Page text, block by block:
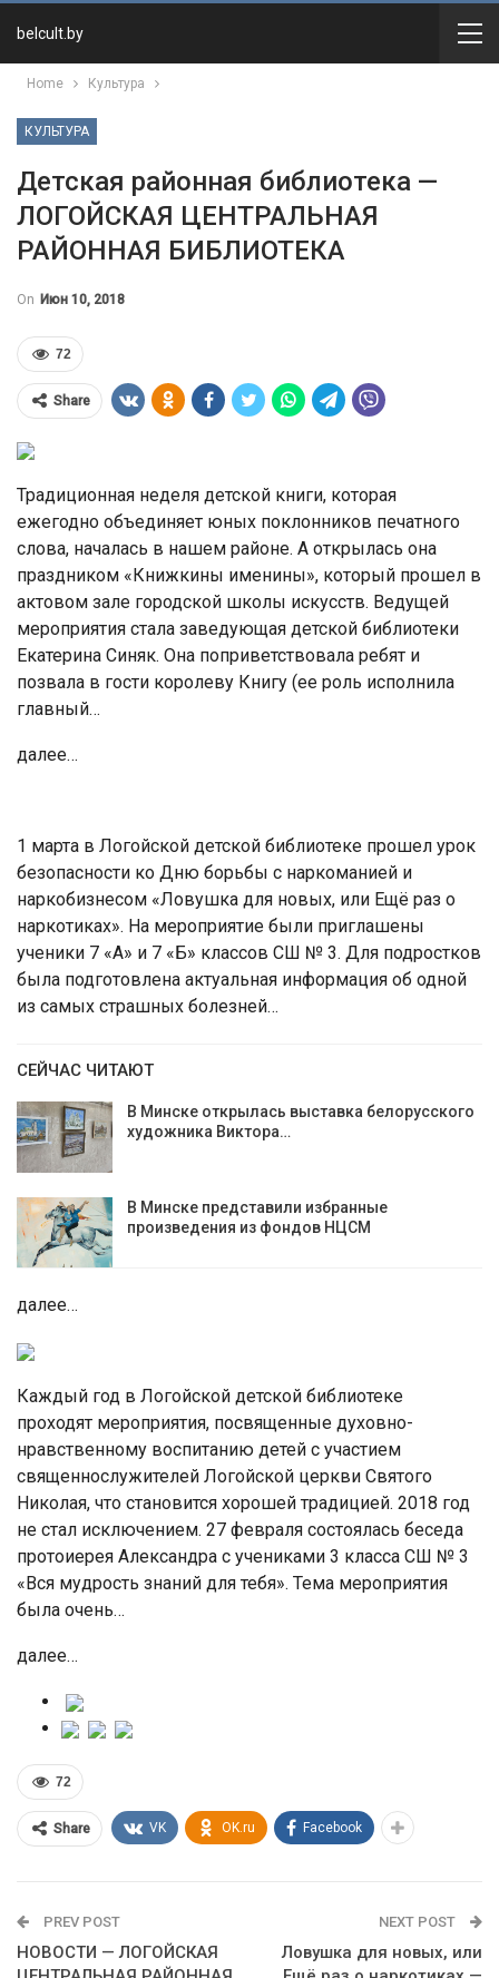
belcult.by
Home Культура
КУЛЬТУРА
Детская районная библиотека —
ЛОГОЙСКАЯ ЦЕНТРАЛЬНАЯ
РАЙОННАЯ БИБЛИОТЕКА
On Июн 10, 2018
72
Share
Традиционная неделя детской книги, которая
ежегодно объединяет юных поклонников печатного
слова, началась в нашем районе. А открылась она
праздником «Книжкины именины», который прошел в
актовом зале городской школы искусств. Ведущей
мероприятия стала заведующая детской библиотеки
Екатерина Синяк. Она поприветствовала ребят и
позвала в гости королеву Книгу (ее роль исполнила
главный…
далее…
1 марта в Логойской детской библиотеке прошел урок
безопасности ко Дню борьбы с наркоманией и
наркобизнесом «Ловушка для новых, или Ещё раз о
наркотиках». На мероприятие были приглашены
ученики 7 «А» и 7 «Б» классов СШ № 3. Для подростков
была подготовлена актуальная информация об одной
из самых страшных болезней…
СЕЙЧАС ЧИТАЮТ
В Минске открылась выставка белорусского
художника Виктора…
В Минске представили избранные
произведения из фондов НЦСМ
далее…
Каждый год в Логойской детской библиотеке
проходят мероприятия, посвященные духовно-
нравственному воспитанию детей с участием
священнослужителей Логойской церкви Святого
Николая, что становится хорошей традицией. 2018 год
не стал исключением. 27 февраля состоялась беседа
протоиерея Александра с учениками 3 класса СШ № 3
«Вся мудрость знаний для тебя». Тема мероприятия
была очень…
далее…
72
Share VK OK.ru Facebook
PREV POST
НОВОСТИ — ЛОГОЙСКАЯ
NEXT POST
Ловушка для новых, или